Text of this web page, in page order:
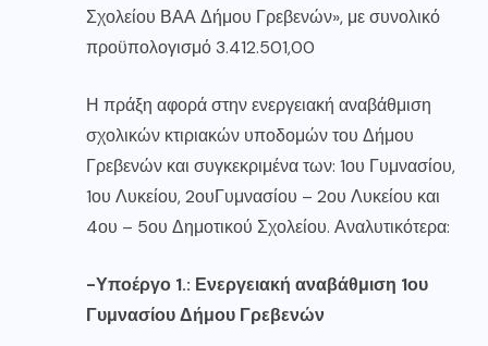
Σχολείου ΒΑΑ Δήμου Γρεβενών», με συνολικό
προϋπολογισμό 3.412.501,00
Η πράξη αφορά στην ενεργειακή αναβάθμιση
σχολικών κτιριακών υποδομών του Δήμου
Γρεβενών και συγκεκριμένα των: 1ου Γυμνασίου,
1ου Λυκείου, 2ουΓυμνασίου – 2ου Λυκείου και
4ου – 5ου Δημοτικού Σχολείου. Αναλυτικότερα:
-Υποέργο 1.: Ενεργειακή αναβάθμιση 1ου
Γυμνασίου Δήμου Γρεβενών